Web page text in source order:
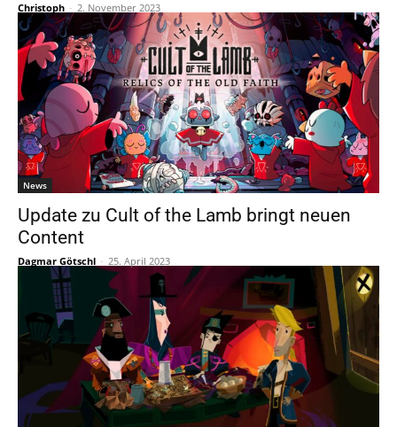
Christoph - 2. November 2023
News
Update zu Cult of the Lamb bringt neuen
Content
Dagmar Götschl - 25. April 2023